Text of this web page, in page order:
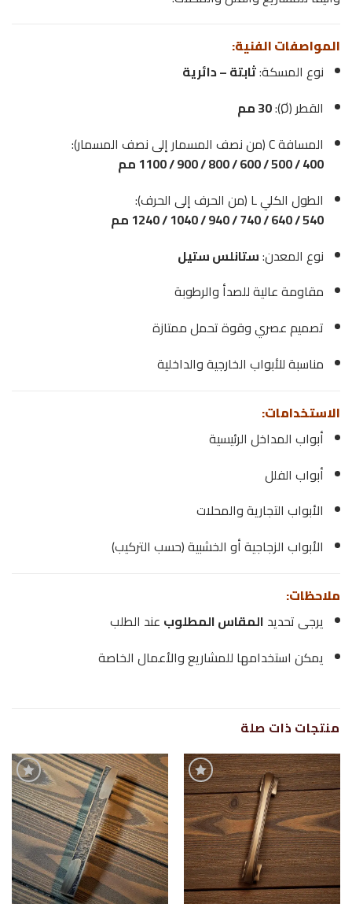
المواصفات الفنية:
نوع المسكة:ثابتة – دائرية
القطر (Ø):
30 مم
المسافة C (من نصف المسمار إلى نصف المسمار):
400 / 500 / 600 / 800 / 900 / 1100 مم
الطول الكلي L (من الحرف إلى الحرف):
540 / 640 / 740 / 940 / 1040 / 1240 مم
نوع المعدن:ستانلس ستيل
مقاومة عالية للصدأ والرطوبة
تصميم عصري وقوة تحمل ممتازة
مناسبة للأبواب الخارجية والداخلية
الاستخدامات:
أبواب المداخل الرئيسية
أبواب الفلل
الأبواب التجارية والمحلات
الأبواب الزجاجية أو الخشبية (حسب التركيب)
ملاحظات:
يرجى تحديد المقاس المطلوب عند الطلب
يمكن استخدامها للمشاريع والأعمال الخاصة
منتجات ذات صلة
إضافة
إلى
قائمة
الرغبات
إضافة
إلى
قائمة
الرغبات